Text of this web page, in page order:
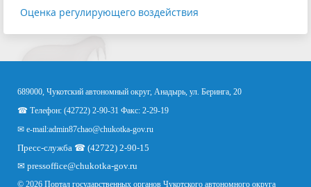
Оценка регулирующего воздействия
689000, Чукотский автономный округ, Анадырь, ул. Беринга, 20
☎ Телефон: (42722) 2-90-31 Факс: 2-29-19
✉ e-mail:admin87chao@chukotka-gov.ru
Пресс-служба ☎ (42722) 2-90-15
✉ pressoffice@chukotka-gov.ru
© 2026 Портал государственных органов Чукотского автономного округа